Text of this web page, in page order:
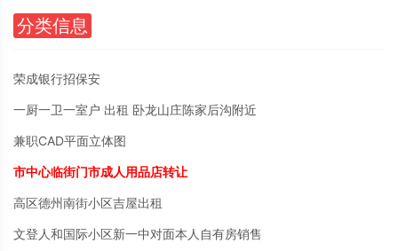
分类信息
荣成银行招保安
一厨一卫一室户 出租 卧龙山庄陈家后沟附近
兼职CAD平面立体图
市中心临街门市成人用品店转让
高区德州南街小区吉屋出租
文登人和国际小区新一中对面本人自有房销售